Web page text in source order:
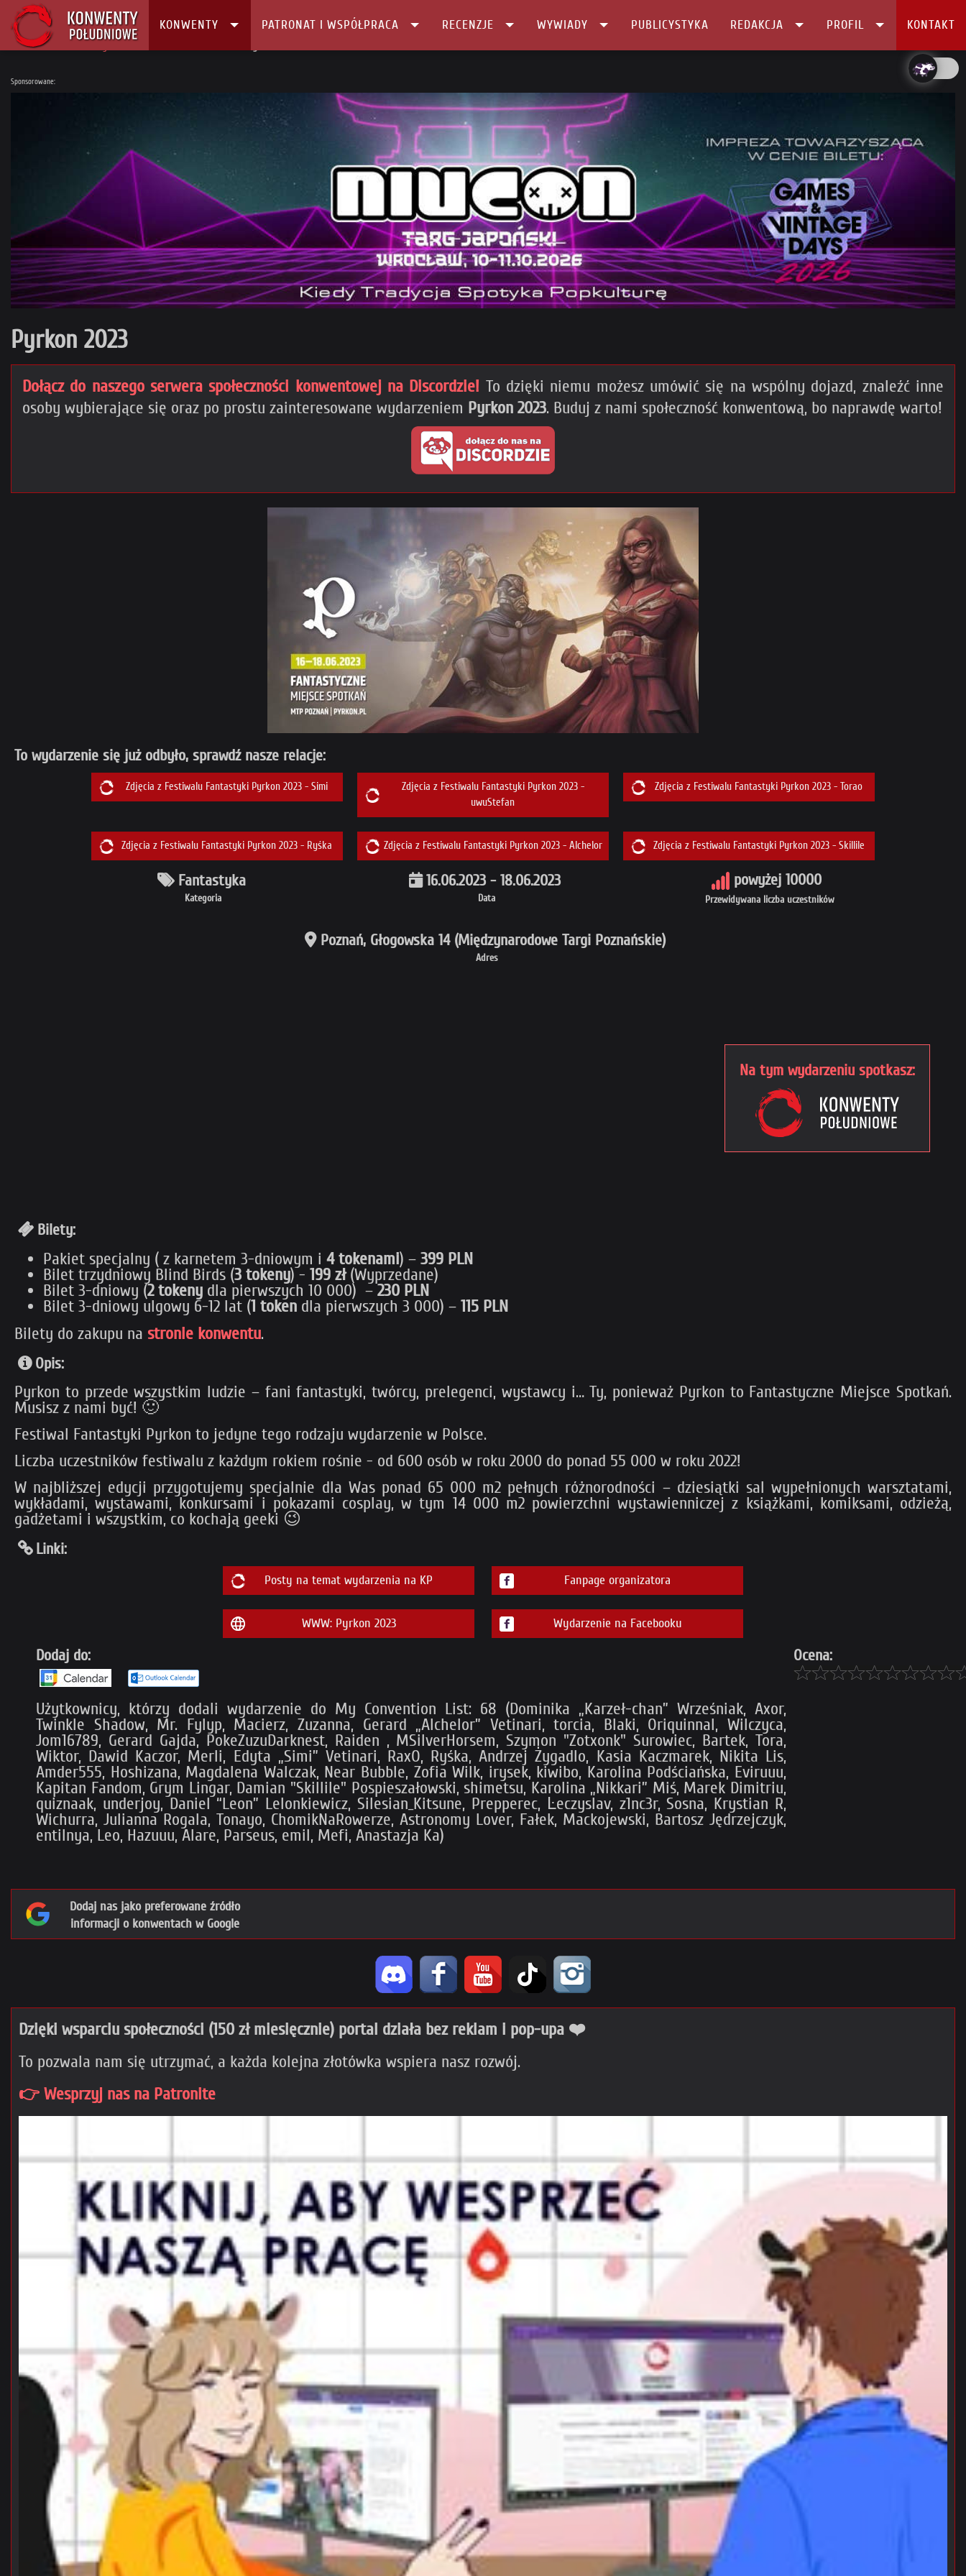
KONWENTY PATRONAT I WSPÓŁPRACA RECENZJE WYWIADY PUBLICYSTYKA REDAKCJA PROFIL KONTAKT
Główna
Sponsorowane:
Pyrkon 2023
Dołącz do naszego serwera społeczności konwentowej na Discordzie! To dzięki niemu możesz umówić się na wspólny dojazd, znaleźć inne
osoby wybierające się oraz po prostu zainteresowane wydarzeniem Pyrkon 2023. Buduj z nami społeczność konwentową, bo naprawdę warto!
To wydarzenie się już odbyło, sprawdź nasze relacje:
Zdjęcia z Festiwalu Fantastyki Pyrkon 2023 - Simi
Zdjęcia z Festiwalu Fantastyki Pyrkon 2023 -
uwuStefan
Zdjęcia z Festiwalu Fantastyki Pyrkon 2023 - Torao
Zdjęcia z Festiwalu Fantastyki Pyrkon 2023 - Ryśka Zdjęcia z Festiwalu Fantastyki Pyrkon 2023 - Alchelor Zdjęcia z Festiwalu Fantastyki Pyrkon 2023 - Skillile
Kategoria
Fantastyka
Data
16.06.2023 - 18.06.2023
Przewidywana liczba uczestników
powyżej 10000
Adres
Poznań, Głogowska 14 (Międzynarodowe Targi Poznańskie)
Na tym wydarzeniu spotkasz:
Bilety:
Pakiet specjalny ( z karnetem 3-dniowym i 4 tokenami) – 399 PLN
Bilet trzydniowy Blind Birds (3 tokeny) - 199 zł(Wyprzedane)
Bilet 3-dniowy (2 tokeny dla pierwszych 10 000) – 230 PLN
Bilet 3-dniowy ulgowy 6-12 lat (1 token dla pierwszych 3 000) – 115 PLN
Bilety do zakupu na stronie konwentu.
Opis:
Pyrkon to przede wszystkim ludzie – fani fantastyki, twórcy, prelegenci, wystawcy i… Ty, ponieważ Pyrkon to Fantastyczne Miejsce Spotkań.
Musisz z nami być! 🙂
Festiwal Fantastyki Pyrkon to jedyne tego rodzaju wydarzenie w Polsce.
Liczba uczestników festiwalu z każdym rokiem rośnie - od 600 osób w roku 2000 do ponad 55 000 w roku 2022!
W najbliższej edycji przygotujemy specjalnie dla Was ponad 65 000 m2 pełnych różnorodności – dziesiątki sal wypełnionych warsztatami,
wykładami, wystawami, konkursami i pokazami cosplay, w tym 14 000 m2 powierzchni wystawienniczej z książkami, komiksami, odzieżą,
gadżetami i wszystkim, co kochają geeki 😉
Linki:
Posty na temat wydarzenia na KP Fanpage organizatora
WWW: Pyrkon 2023 Wydarzenie na Facebooku
Dodaj do:
Użytkownicy, którzy dodali wydarzenie do My Convention List: 68 (Dominika „Karzeł-chan” Wrześniak, Axor,
Twinkle Shadow, Mr. Fylyp, Macierz, Zuzanna, Gerard „Alchelor” Vetinari, torcia, Blaki, Oriquinnal, Wilczyca,
Jom16789, Gerard Gajda, PokeZuzuDarknest, Raiden , MSilverHorsem, Szymon "Zotxonk" Surowiec, Bartek, Tora,
Wiktor, Dawid Kaczor, Merli, Edyta „Simi” Vetinari, RaxO, Ryśka, Andrzej Żygadlo, Kasia Kaczmarek, Nikita Lis,
Amder555, Hoshizana, Magdalena Walczak, Near Bubble, Zofia Wilk, irysek, kiwibo, Karolina Podściańska, Eviruuu,
Kapitan Fandom, Grym Lingar, Damian "Skillile" Pospieszałowski, shimetsu, Karolina „Nikkari” Miś, Marek Dimitriu,
quiznaak, underjoy, Daniel “Leon” Lelonkiewicz, Silesian_Kitsune, Prepperec, Ŀeczyslav, z1nc3r, Sosna, Krystian R,
Wichurra, Julianna Rogala, Tonayo, ChomikNaRowerze, Astronomy Lover, Fałek, Mackojewski, Bartosz Jędrzejczyk,
entilnya, Leo, Hazuuu, Alare, Parseus, emil, Mefi, Anastazja Ka)
Ocena:
Dodaj nas jako preferowane źródło
informacji o konwentach w Google
Dzięki wsparciu społeczności (150 zł miesięcznie) portal działa bez reklam i pop-upa ❤️
To pozwala nam się utrzymać, a każda kolejna złotówka wspiera nasz rozwój.
👉 Wesprzyj nas na Patronite